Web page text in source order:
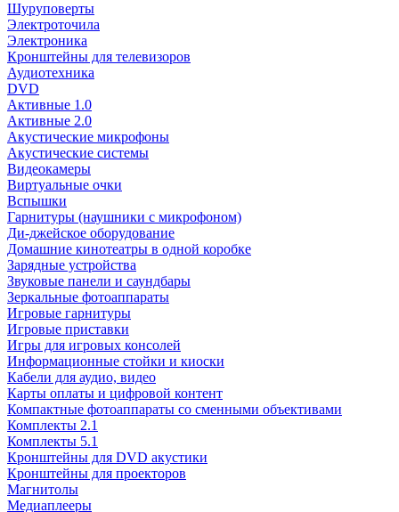
Шуруповерты
Электроточила
Электроника
Кронштейны для телевизоров
Аудиотехника
DVD
Активные 1.0
Активные 2.0
Акустические микрофоны
Акустические системы
Видеокамеры
Виртуальные очки
Вспышки
Гарнитуры (наушники с микрофоном)
Ди-джейское оборудование
Домашние кинотеатры в одной коробке
Зарядные устройства
Звуковые панели и саундбары
Зеркальные фотоаппараты
Игровые гарнитуры
Игровые приставки
Игры для игровых консолей
Информационные стойки и киоски
Кабели для аудио, видео
Карты оплаты и цифровой контент
Компактные фотоаппараты со сменными объективами
Комплекты 2.1
Комплекты 5.1
Кронштейны для DVD акустики
Кронштейны для проекторов
Магнитолы
Медиаплееры